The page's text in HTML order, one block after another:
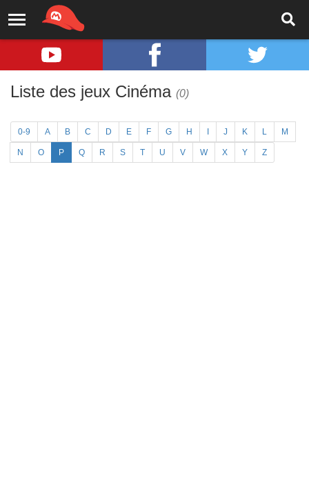
Liste des jeux Cinéma (0)
0-9 A B C D E F G H J K L M
N O P Q R S T U V W X Y Z